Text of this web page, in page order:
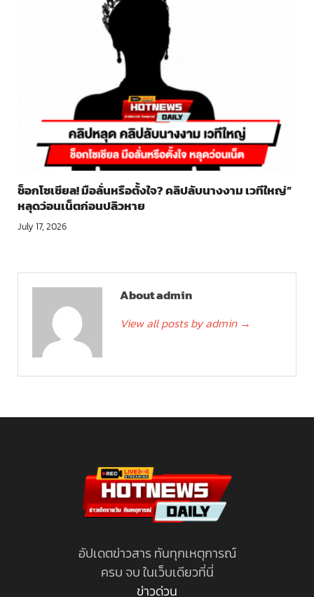
ช็อกโซเชียล! มือลั่นหรือตั้งใจ? คลิปลับนางงาม เวทีใหญ่”
หลุดว่อนเน็ตก่อนปลิวหาย
July 17, 2026
About admin
View all posts by admin →
อัปเดตข่าวสาร ทันทุกเหตุการณ์
ครบ จบ ในเว็บเดียวที่นี่
ข่าวด่วน